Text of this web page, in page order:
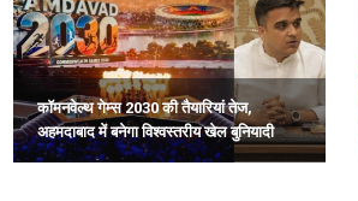
कॉमनवेल्थ गेम्स 2030 की तैयारियां तेज,
अहमदाबाद में बनेगा विश्वस्तरीय खेल बुनियादी
ढांचा: हर्ष संघवी.